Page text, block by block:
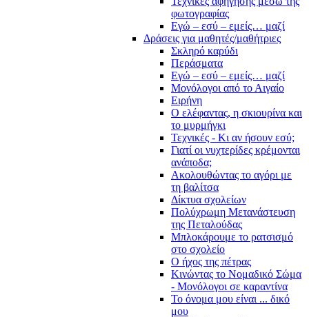
φωτογραφίας
Εγώ – εσύ – εμείς… μαζί
Δράσεις για μαθητές/μαθήτριες
Σκληρό καρύδι
Περάσματα
Εγώ – εσύ – εμείς… μαζί
Μονόλογοι από το Αιγαίο
Ειρήνη
Ο ελέφαντας, η σκιουρίνα και
το μυρμήγκι
Τεχνικές - Κι αν ήσουν εσύ;
Γιατί οι νυχτερίδες κρέμονται
ανάποδα;
Ακολουθώντας το αγόρι με
τη βαλίτσα
Δίκτυα σχολείων
Πολύχρωμη Μετανάστευση
της Πεταλούδας
Μπλοκάρουμε το ρατσισμό
στο σχολείο
Ο ήχος της πέτρας
Κινώντας το Νομαδικό Σώμα
- Μονόλογοι σε καραντίνα
Το όνομα μου είναι ... δικό
μου